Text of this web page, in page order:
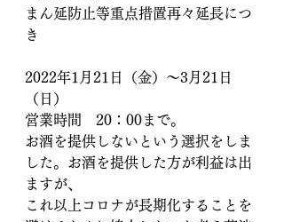
まん延防止等重点措置​再々延長につ
き
2022年1月21日（金）～3月21日
（日）
営業時間　20：00まで。
お酒を提供しないという選択をしま
した。お酒を提供した方が利益は出
ますが、
これ以上コロナが長期化することを